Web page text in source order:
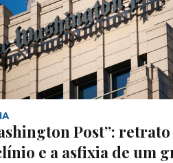
Post”:
e a asfixia de um